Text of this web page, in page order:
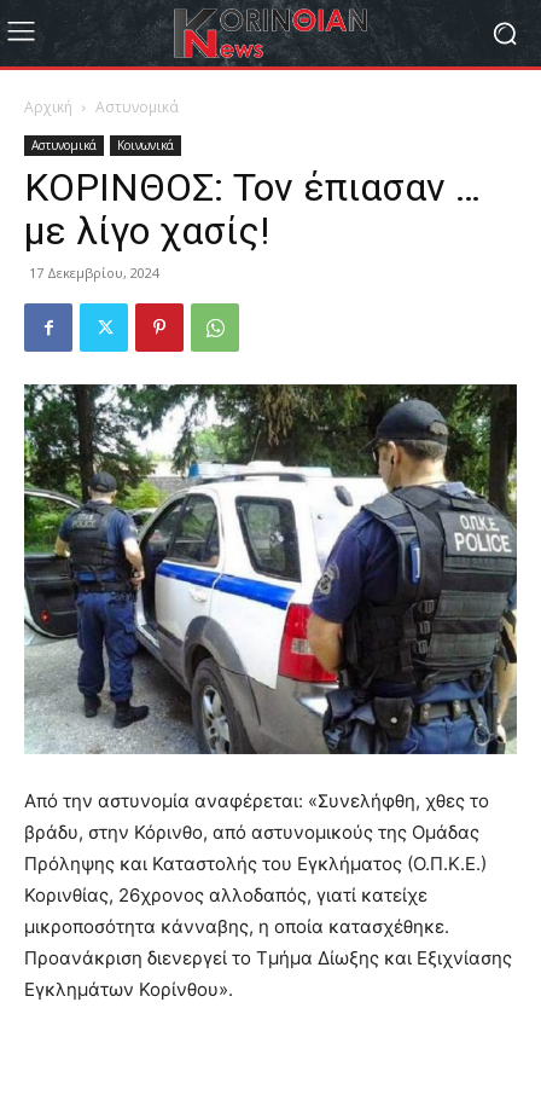
Αρχική Αστυνομικά
Αστυνομικά Κοινωνικά
ΚΟΡΙΝΘΟΣ: Τον έπιασαν …
με λίγο χασίς!
17 Δεκεμβρίου, 2024
Από την αστυνομία αναφέρεται: «Συνελήφθη, χθες το
βράδυ, στην Κόρινθο, από αστυνομικούς της Ομάδας
Πρόληψης και Καταστολής του Εγκλήματος (Ο.Π.Κ.Ε.)
Κορινθίας, 26χρονος αλλοδαπός, γιατί κατείχε
μικροποσότητα κάνναβης, η οποία κατασχέθηκε.
Προανάκριση διενεργεί το Τμήμα Δίωξης και Εξιχνίασης
Εγκλημάτων Κορίνθου».